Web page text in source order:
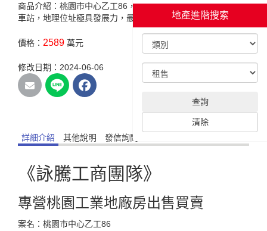
地產進階搜索
查詢
清除
商品介紹：桃園市中心乙工86，臨路5米，市中心小坪數，近火
車站，地理位址極具發展力，最適合周遭產業連結。
價格： 2589 萬元
修改日期：2024-06-06
詳細介紹 其他說明 發信詢問
《詠騰工商團隊》
專營桃園工業地廠房出售買賣
案名：桃園市中心乙工86